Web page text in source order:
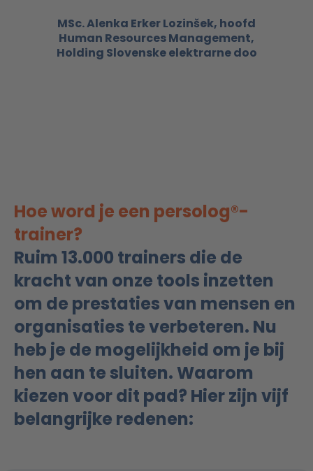
MSc. Alenka Erker Lozinšek, hoofd
Human Resources Management,
Holding Slovenske elektrarne doo
Hoe word je een persolog®-
trainer?
Ruim 13.000 trainers die de
kracht van onze tools inzetten
om de prestaties van mensen en
organisaties te verbeteren. Nu
heb je de mogelijkheid om je bij
hen aan te sluiten. Waarom
kiezen voor dit pad? Hier zijn vijf
belangrijke redenen: